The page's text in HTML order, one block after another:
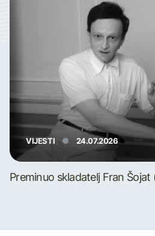
VIJESTI 24.07.2026
Preminuo skladatelj Fran Šojat